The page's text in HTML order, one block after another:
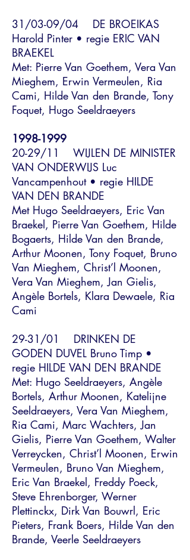
31/03-09/04 DE BROEIKAS
Harold Pinter • regie ERIC VAN
BRAEKEL
Met: Pierre Van Goethem, Vera Van
Mieghem, Erwin Vermeulen, Ria
Cami, Hilde Van den Brande, Tony
Foquet, Hugo Seeldraeyers
1998-1999
20-29/11 WIJLEN DE MINISTER
VAN ONDERWIJS Luc
Vancampenhout • regie HILDE
VAN DEN BRANDE
Met Hugo Seeldraeyers, Eric Van
Braekel, Pierre Van Goethem, Hilde
Bogaerts, Hilde Van den Brande,
Arthur Moonen, Tony Foquet, Bruno
Van Mieghem, Christ’l Moonen,
Vera Van Mieghem, Jan Gielis,
Angèle Bortels, Klara Dewaele, Ria
Cami
29-31/01 DRINKEN DE
GODEN DUVEL Bruno Timp •
regie HILDE VAN DEN BRANDE
Met: Hugo Seeldraeyers, Angèle
Bortels, Arthur Moonen, Katelijne
Seeldraeyers, Vera Van Mieghem,
Ria Cami, Marc Wachters, Jan
Gielis, Pierre Van Goethem, Walter
Verreycken, Christ’l Moonen, Erwin
Vermeulen, Bruno Van Mieghem,
Eric Van Braekel, Freddy Poeck,
Steve Ehrenborger, Werner
Plettinckx, Dirk Van Bouwrl, Eric
Pieters, Frank Boers, Hilde Van den
Brande, Veerle Seeldraeyers